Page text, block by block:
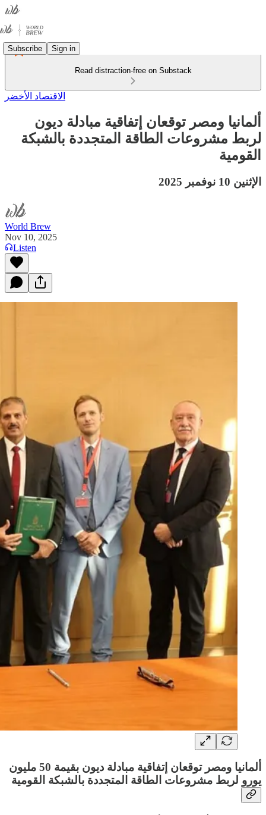
Subscribe Sign in
Read distraction-free on Substack
الاقتصاد الأخضر
ألمانيا ومصر توقعان إتفاقية مبادلة ديون
لربط مشروعات الطاقة المتجددة بالشبكة
القومية
الإثنين 10 نوفمبر 2025
World Brew
Nov 10, 2025
Listen
ألمانيا ومصر توقعان إتفاقية مبادلة ديون بقيمة 50 مليون
يورو لربط مشروعات الطاقة المتجددة بالشبكة القومية